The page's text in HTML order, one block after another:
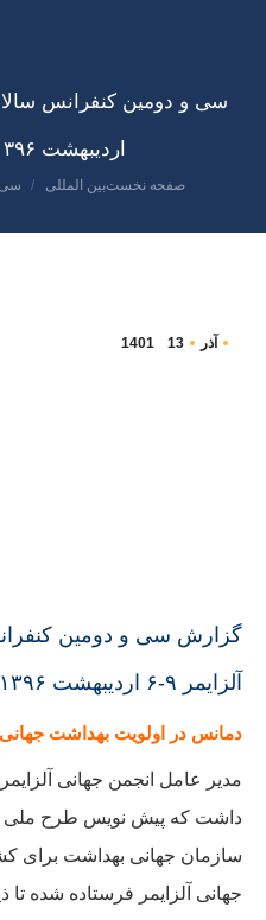
اردیبهشت ۱۳۹۶ – کیوتو –ژاپن
مکان شما:
صفحه نخستبین المللی سی
آذر 13
1401
گزارش سی و دومین
آلزایمر ۹-۶ اردیبهشت ۱۳۹۶ – کیوتو –ژاپن.
دمانس در اولویت بهداشت
مدیر عامل انجمن جهانی
داشت که پیش نویس طرح ملی
سازمان جهانی بهداشت برای
جهانی آلزایمر فرستاده شده